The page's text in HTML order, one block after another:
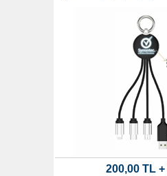
200,00 TL